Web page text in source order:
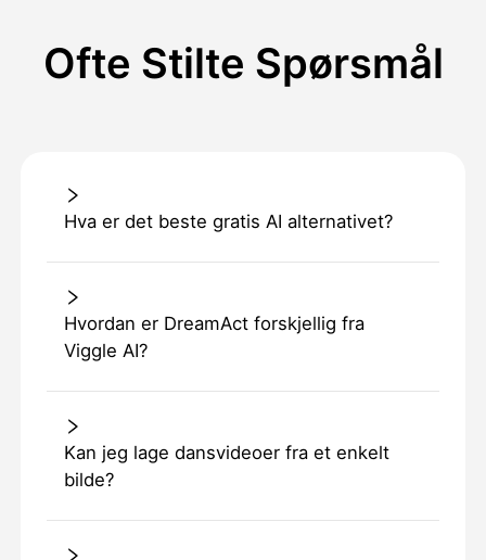
Ofte Stilte Spørsmål
Hva er det beste gratis AI alternativet?
Hvordan er DreamAct forskjellig fra
Viggle AI?
Kan jeg lage dansvideoer fra et enkelt
bilde?